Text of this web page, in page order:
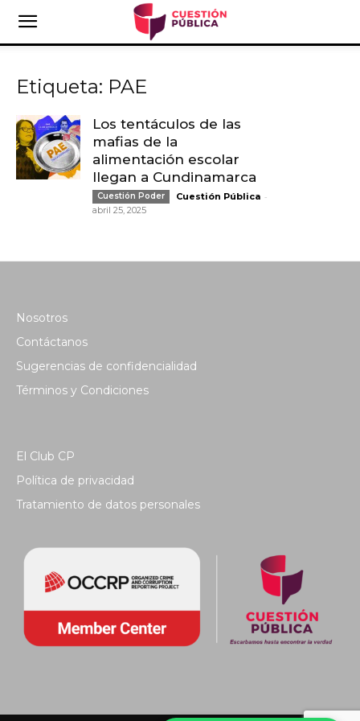
Etiqueta: PAE
Los tentáculos de las
mafias de la
alimentación escolar
llegan a Cundinamarca
Cuestión Poder Cuestión Pública -
abril 25, 2025
Nosotros
Contáctanos
Sugerencias de confidencialidad
Términos y Condiciones
El Club CP
Política de privacidad
Tratamiento de datos personales